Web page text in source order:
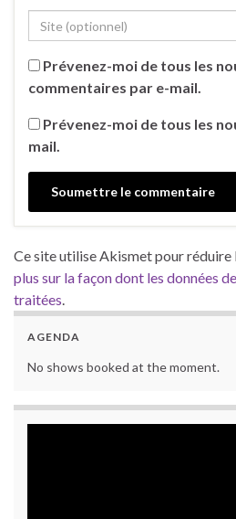
Prévenez-moi de tous les
commentaires par e-mail.
Prévenez-moi de tous les
mail.
Ce site utilise Akismet pour réduire
plus sur la façon dont les données
traitées.
AGENDA
No shows booked at the moment.